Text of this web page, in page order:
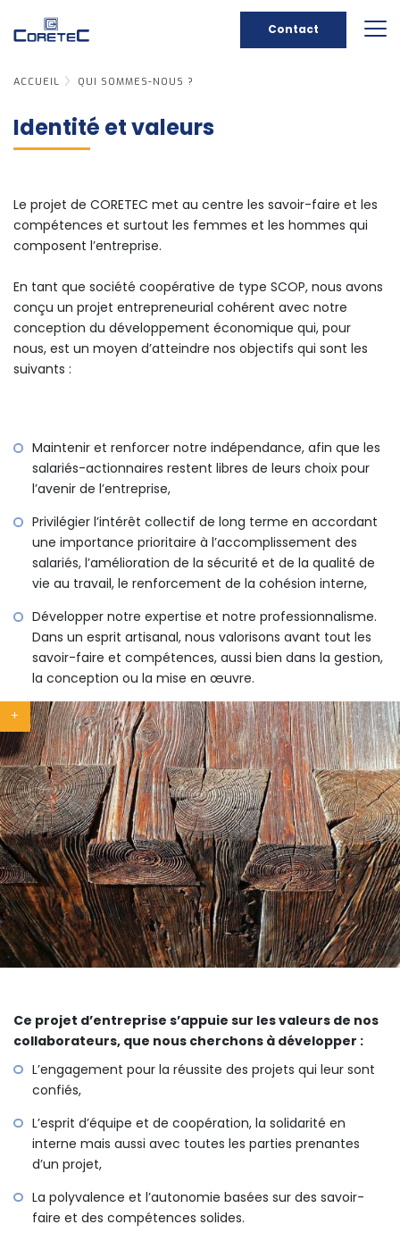
Contact
ACCUEIL QUI SOMMES-NOUS ?
Identité et valeurs
Le projet de CORETEC met au centre les savoir-faire et les
compétences et surtout les femmes et les hommes qui
composent l’entreprise.
En tant que société coopérative de type SCOP, nous avons
conçu un projet entrepreneurial cohérent avec notre
conception du développement économique qui, pour
nous, est un moyen d’atteindre nos objectifs qui sont les
suivants :
Maintenir et renforcer notre indépendance, afin que les
salariés-actionnaires restent libres de leurs choix pour
l’avenir de l’entreprise,
Privilégier l’intérêt collectif de long terme en accordant
une importance prioritaire à l’accomplissement des
salariés, l’amélioration de la sécurité et de la qualité de
vie au travail, le renforcement de la cohésion interne,
Développer notre expertise et notre professionnalisme.
Dans un esprit artisanal, nous valorisons avant tout les
savoir-faire et compétences, aussi bien dans la gestion,
la conception ou la mise en œuvre.
Ce projet d’entreprise s’appuie sur les valeurs de nos
collaborateurs, que nous cherchons à développer :
L’engagement pour la réussite des projets qui leur sont
confiés,
L’esprit d’équipe et de coopération, la solidarité en
interne mais aussi avec toutes les parties prenantes
d’un projet,
La polyvalence et l’autonomie basées sur des savoir-
faire et des compétences solides.